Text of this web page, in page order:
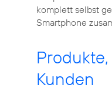
komplett selbst
Smartphone
Kunden